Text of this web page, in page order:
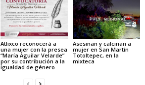
Atlixco reconocerá a
una mujer con la presea
“María Aguilar Velarde”
por su contribución a la
igualdad de género
Asesinan y calcinan a
mujer en San Martín
Totoltepec, en la
mixteca